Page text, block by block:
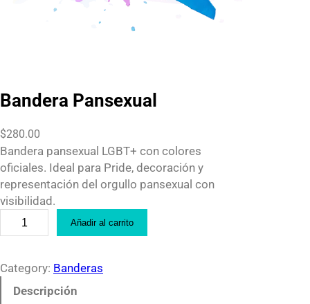
Bandera Pansexual
$280.00
Bandera pansexual LGBT+ con colores
oficiales. Ideal para Pride, decoración y
representación del orgullo pansexual con
visibilidad.
a
d
Añadir al carrito
Category: Banderas
Descripción